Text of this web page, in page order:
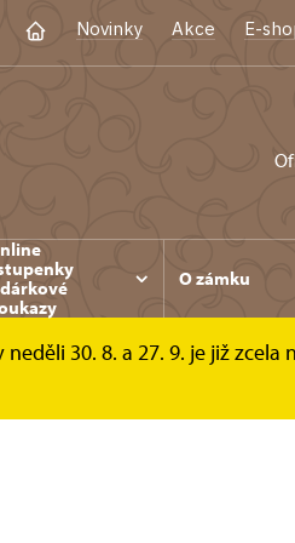
Novinky Akce E-
O zámku
30. 8. a 27. 9. je již
Interiéry